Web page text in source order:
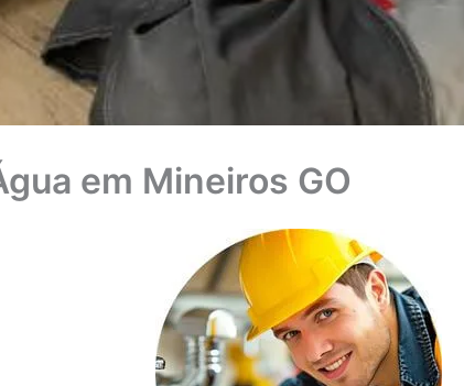
em Mineiros GO